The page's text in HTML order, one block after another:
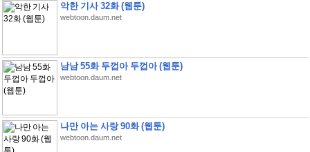
악한 기사 32화 (웹툰)
webtoon.daum.net
남남 55화 두껍아 두껍아 (웹툰)
webtoon.daum.net
나만 아는 사랑 90화 (웹툰)
webtoon.daum.net